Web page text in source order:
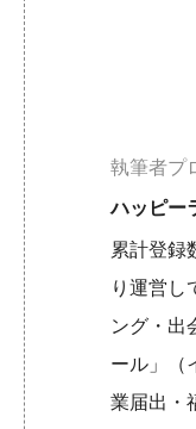
執筆者プ
ハッピー
累計登録
り運営し
ング・出
ール」（
業届出・